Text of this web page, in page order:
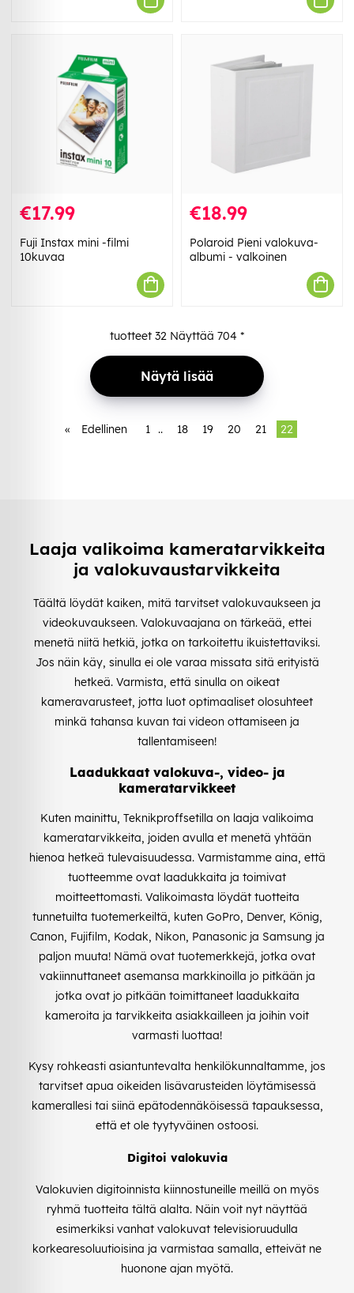
€17.99
Fuji Instax mini -filmi
10kuvaa
€18.99
Polaroid Pieni valokuva-
albumi - valkoinen
tuotteet 32 Näyttää 704 *
Näytä lisää
« Edellinen 1 .. 18 19 20 21 22
Laaja valikoima kameratarvikkeita
ja valokuvaustarvikkeita
Täältä löydät kaiken, mitä tarvitset valokuvaukseen ja
videokuvaukseen. Valokuvaajana on tärkeää, ettei
menetä niitä hetkiä, jotka on tarkoitettu ikuistettaviksi.
Jos näin käy, sinulla ei ole varaa missata sitä erityistä
hetkeä. Varmista, että sinulla on oikeat
kameravarusteet, jotta luot optimaaliset olosuhteet
minkä tahansa kuvan tai videon ottamiseen ja
tallentamiseen!
Laadukkaat valokuva-, video- ja
kameratarvikkeet
Kuten mainittu, Teknikproffsetilla on laaja valikoima
kameratarvikkeita, joiden avulla et menetä yhtään
hienoa hetkeä tulevaisuudessa. Varmistamme aina, että
tuotteemme ovat laadukkaita ja toimivat
moitteettomasti. Valikoimasta löydät tuotteita
tunnetuilta tuotemerkeiltä, kuten GoPro, Denver, König,
Canon, Fujifilm, Kodak, Nikon, Panasonic ja Samsung ja
paljon muuta! Nämä ovat tuotemerkkejä, jotka ovat
vakiinnuttaneet asemansa markkinoilla jo pitkään ja
jotka ovat jo pitkään toimittaneet laadukkaita
kameroita ja tarvikkeita asiakkailleen ja joihin voit
varmasti luottaa!
Kysy rohkeasti asiantuntevalta henkilökunnaltamme, jos
tarvitset apua oikeiden lisävarusteiden löytämisessä
kamerallesi tai siinä epätodennäköisessä tapauksessa,
että et ole tyytyväinen ostoosi.
Digitoi valokuvia
Valokuvien digitoinnista kiinnostuneille meillä on myös
ryhmä tuotteita tältä alalta. Näin voit nyt näyttää
esimerkiksi vanhat valokuvat televisioruudulla
korkearesoluutioisina ja varmistaa samalla, etteivät ne
huonone ajan myötä.